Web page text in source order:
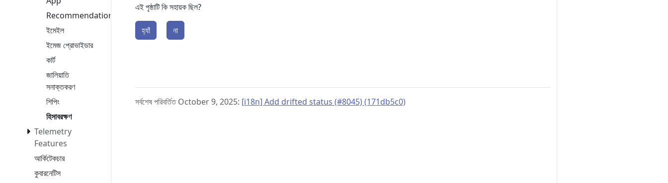
Recommendation
ইমেইল
ইমেজ প্রোভাইডার
কার্ট
জালিয়াতি
সনাক্তকরণ
শিপিং
হিসাবরক্ষণ
Telemetry
Features
আর্কিটেকচার
কুবারনেটিস
এই পৃষ্ঠাটি কি সহায়ক ছিল?
হ্যাঁ না
সর্বশেষ পরিবর্তিত October 9, 2025: [i18n] Add drifted status (#8045) (171db5c0)